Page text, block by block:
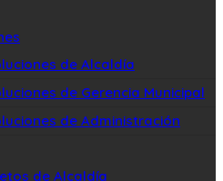
de Alcaldía
de Gerencia Municipal
de Administración
de Alcaldía